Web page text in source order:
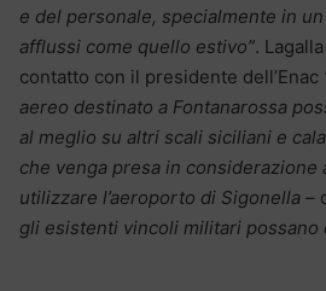
e del personale, specialmente in
afflussi come quello estivo”.
contatto con il presidente dell’Enac
aereo destinato a Fontanarossa
al meglio su altri scali siciliani e
che venga presa in considerazione
utilizzare l’aeroporto di Sigonella –
gli esistenti vincoli militari possano